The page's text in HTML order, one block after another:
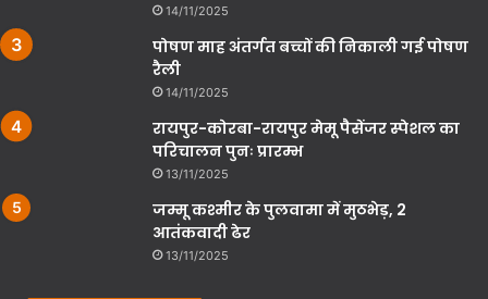
14/11/2025
पोषण माह अंतर्गत बच्चों की निकाली गई पोषण
रैली
14/11/2025
रायपुर-कोरबा-रायपुर मेमू पैसेंजर स्पेशल का
परिचालन पुनः प्रारम्भ
13/11/2025
जम्मू कश्मीर के पुलवामा में मुठभेड़, 2
आतंकवादी ढेर
13/11/2025